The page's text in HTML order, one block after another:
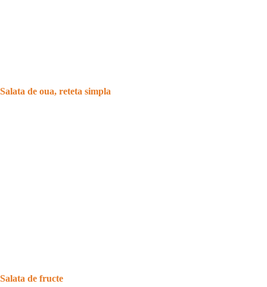
Salata de oua, reteta simpla
Salata de fructe